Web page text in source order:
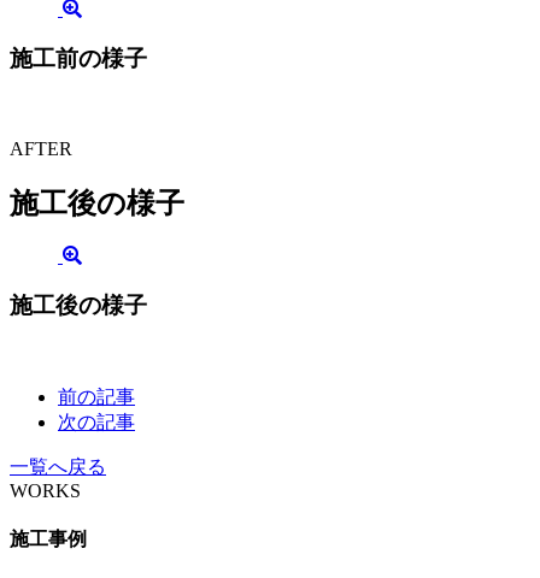
施工前の様子
AFTER
施工後の様子
施工後の様子
前の記事
次の記事
一覧へ戻る
WORKS
施工事例